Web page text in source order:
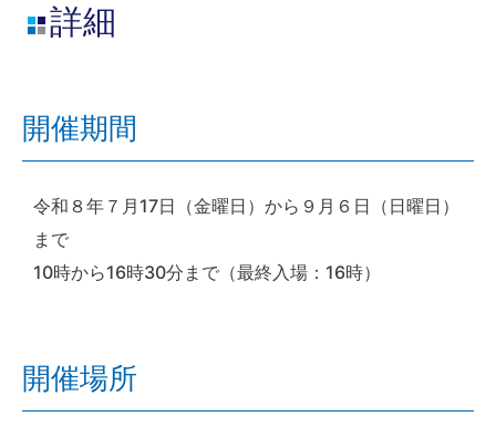
詳細
開催期間
令和８年７月17日（金曜日）から９月６日（日曜日）
まで
10時から16時30分まで（最終入場：16時）
開催場所